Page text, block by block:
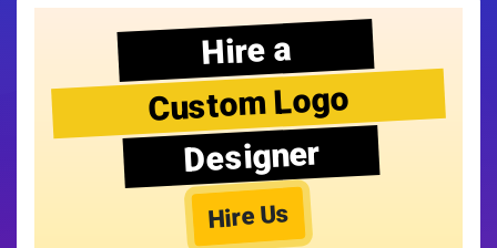
Hire a
Custom Logo
Designer
Hire Us